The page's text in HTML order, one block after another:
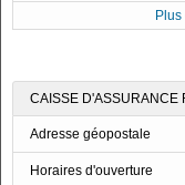
CAISSE D'ASSURANCE
Adresse géopostale
Horaires d'ouverture